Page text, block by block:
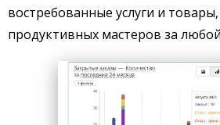
востребованные услуги и
продуктивных мастеров за